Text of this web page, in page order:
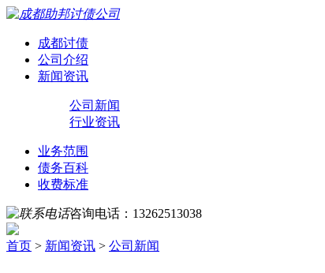
成都讨债
公司介绍
新闻资讯
公司新闻
行业资讯
业务范围
债务百科
收费标准
咨询电话： 13262513038
首页 > 新闻资讯 > 公司新闻